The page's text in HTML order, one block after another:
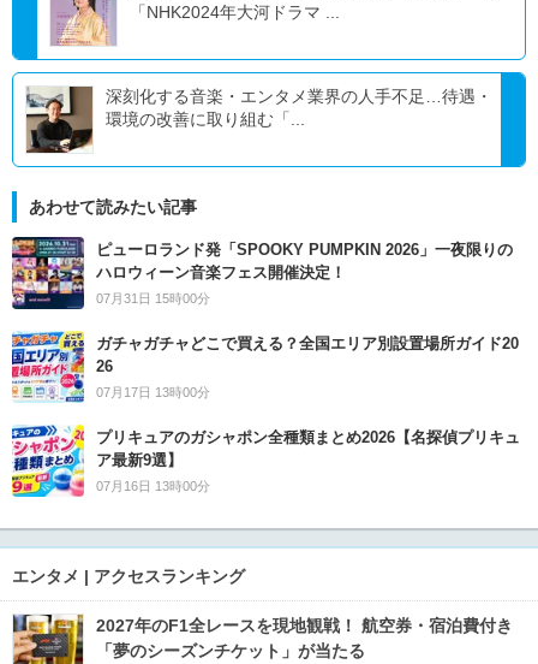
「NHK2024年大河ドラマ ...
深刻化する音楽・エンタメ業界の人手不足…待遇・
環境の改善に取り組む「...
あわせて読みたい記事
ピューロランド発「SPOOKY PUMPKIN 2026」一夜限りの
ハロウィーン音楽フェス開催決定！
07月31日 15時00分
ガチャガチャどこで買える？全国エリア別設置場所ガイド20
26
07月17日 13時00分
プリキュアのガシャポン全種類まとめ2026【名探偵プリキュ
ア最新9選】
07月16日 13時00分
エンタメ | アクセスランキング
2027年のF1全レースを現地観戦！ 航空券・宿泊費付き
「夢のシーズンチケット」が当たる